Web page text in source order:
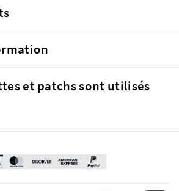
et patchs sont utilisés